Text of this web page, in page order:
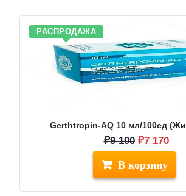
РАСПРОДАЖА
Gerthtropin-AQ 10 мл/100ед
₽9 100
цена
составляла
₽9
100.
₽7 170
170.